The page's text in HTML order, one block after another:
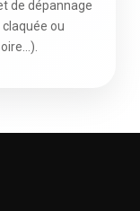
de dépannage
ou